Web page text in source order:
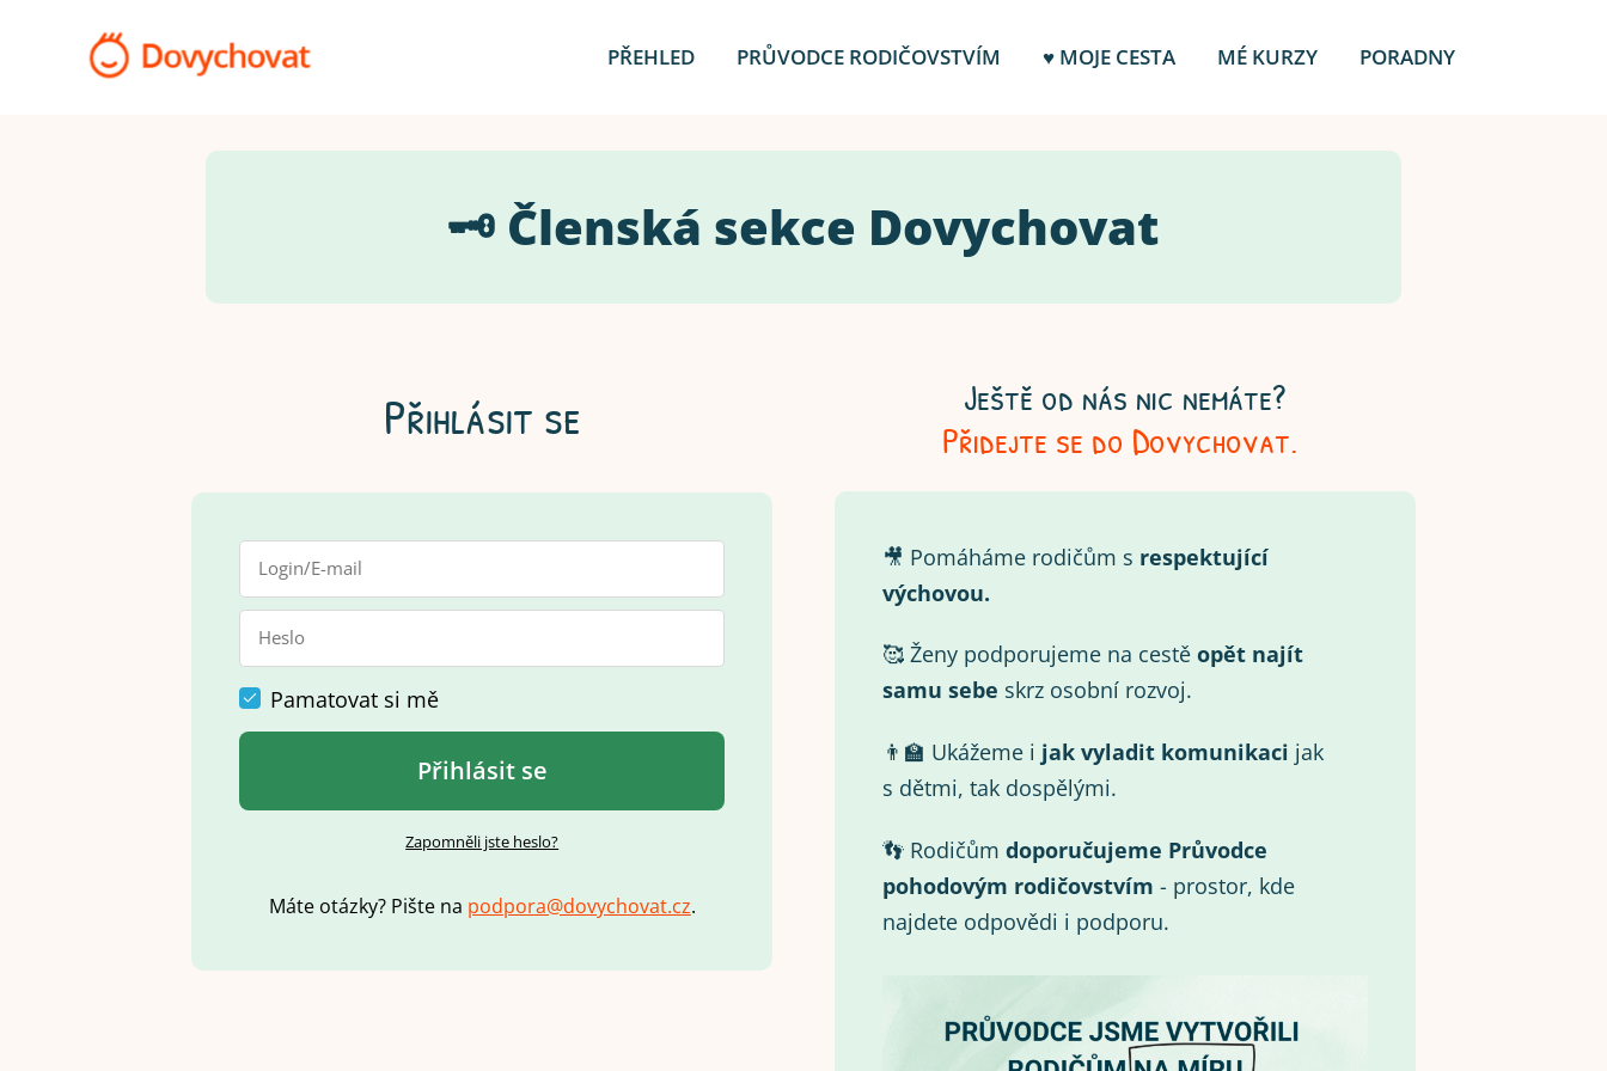
PŘEHLED PRŮVODCE RODIČOVSTVÍM ♥ MOJE CESTA MÉ KURZY PORADNY
🗝️ Členská sekce Dovychovat
Přihlásit se
Pamatovat si mě
Přihlásit se
Zapomněli jste heslo?
Máte otázky? Pište na podpora@dovychovat.cz.
Ještě od nás nic nemáte?
Přidejte se do Dovychovat.
🎥 Pomáháme rodičům s respektující
výchovou.
🥰 Ženy podporujeme na cestě opět najít
samu sebe skrz osobní rozvoj.
👨‍🏫 Ukážeme i jak vyladit komunikaci jak
s dětmi, tak dospělými.
👣 Rodičům doporučujeme Průvodce
pohodovým rodičovstvím - prostor, kde
najdete odpovědi i podporu.